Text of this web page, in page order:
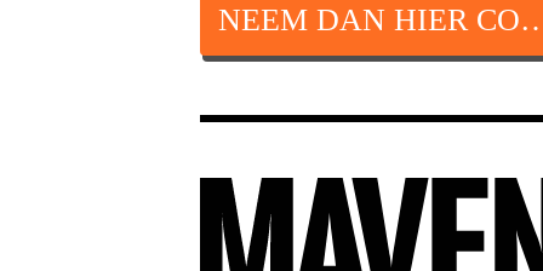
NEEM DAN